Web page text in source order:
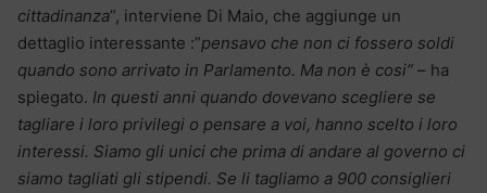
cittadinanza”, interviene Di Maio, che aggiunge un
dettaglio interessante :”pensavo che non ci fossero soldi
quando sono arrivato in Parlamento. Ma non è cosi” – ha
spiegato. In questi anni quando dovevano scegliere se
tagliare i loro privilegi o pensare a voi, hanno scelto i loro
interessi. Siamo gli unici che prima di andare al governo ci
siamo tagliati gli stipendi. Se li tagliamo a 900 consiglieri